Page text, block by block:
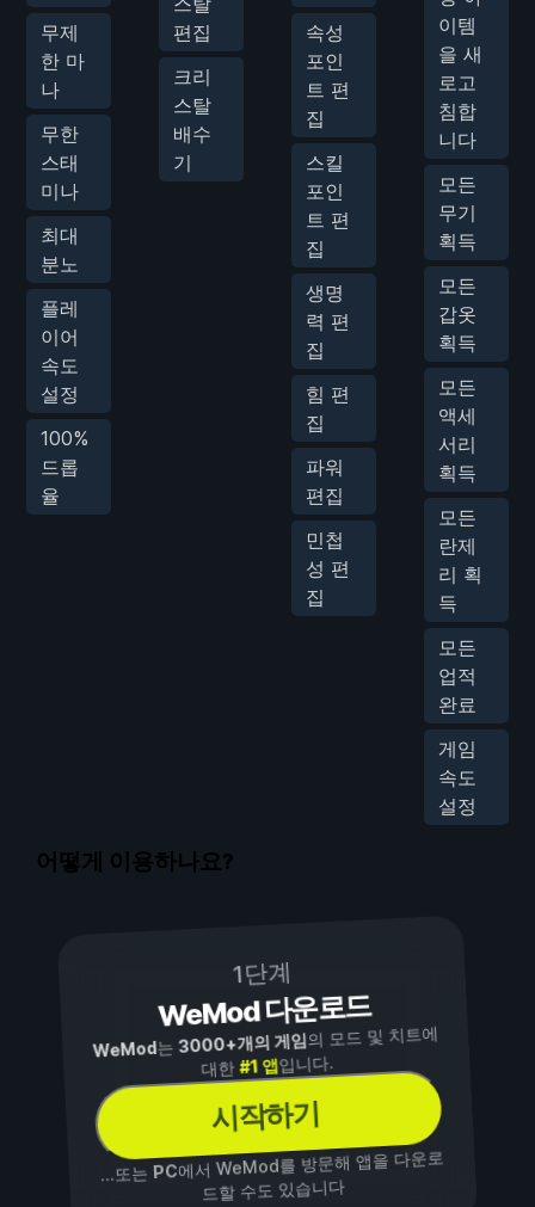
무제
한 마
나
무한
스태
미나
최대
분노
플레
이어
속도
설정
100%
드롭
율
편집
크리
스탈
배수
기
속성
포인
트 편
집
스킬
포인
트 편
집
생명
력 편
집
힘 편
집
파워
편집
민첩
성 편
집
이템
을 새
로고
침합
니다
모든
무기
획득
모든
갑옷
획득
모든
액세
서리
획득
모든
란제
리 획
득
모든
업적
완료
게임
속도
설정
어떻게 이용하나요?
1단계
WeMod 다운로드
WeMod는3000+개의 게임의 모드 및 치트에
대한#1 앱입니다.
시작하기
...또는PC에서 WeMod를 방문해 앱을 다운로
드할 수도 있습니다